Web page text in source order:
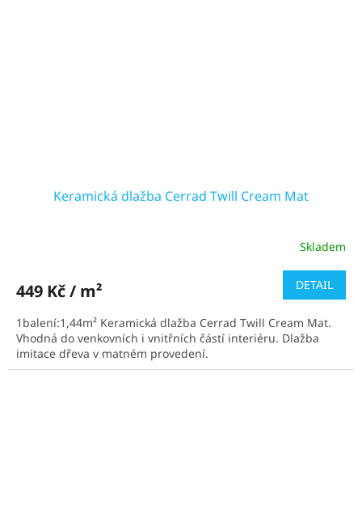
Keramická dlažba Cerrad Twill Cream Mat
Skladem
449 Kč / m² DETAIL
1balení:1,44m² Keramická dlažba Cerrad Twill Cream Mat.
Vhodná do venkovních i vnitřních částí interiéru. Dlažba
imitace dřeva v matném provedení.